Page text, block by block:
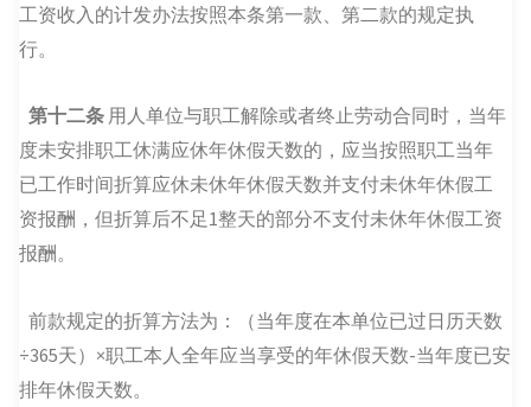
工资收入的计发办法按照本条第一款、第二款的规定执
行。
第十二条 用人单位与职工解除或者终止劳动合同时，当年
度未安排职工休满应休年休假天数的，应当按照职工当年
已工作时间折算应休未休年休假天数并支付未休年休假工
资报酬，但折算后不足1整天的部分不支付未休年休假工资
报酬。
前款规定的折算方法为：（当年度在本单位已过日历天数
÷365天）×职工本人全年应当享受的年休假天数-当年度已安
排年休假天数。